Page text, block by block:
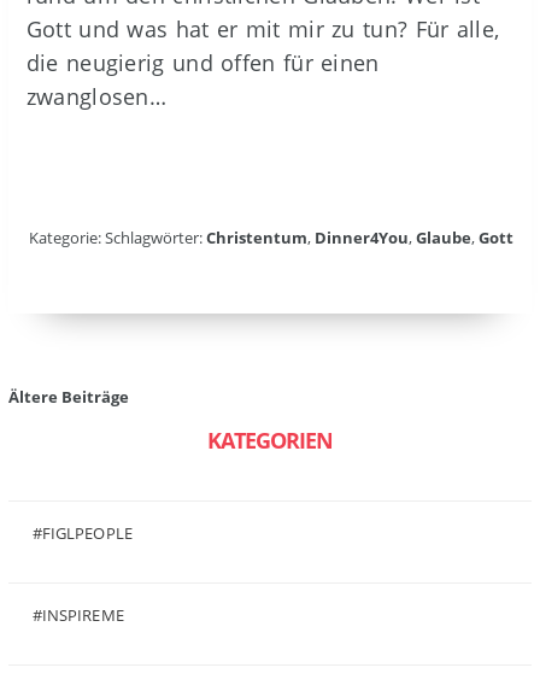
Gott und was hat er mit mir zu tun? Für alle,
die neugierig und offen für einen
zwanglosen…
Kategorie: Schlagwörter:Christentum, Dinner4You,Glaube,Gott
Beitragsnavigation
Ältere Beiträge
KATEGORIEN
#FIGLPEOPLE
#INSPIREME